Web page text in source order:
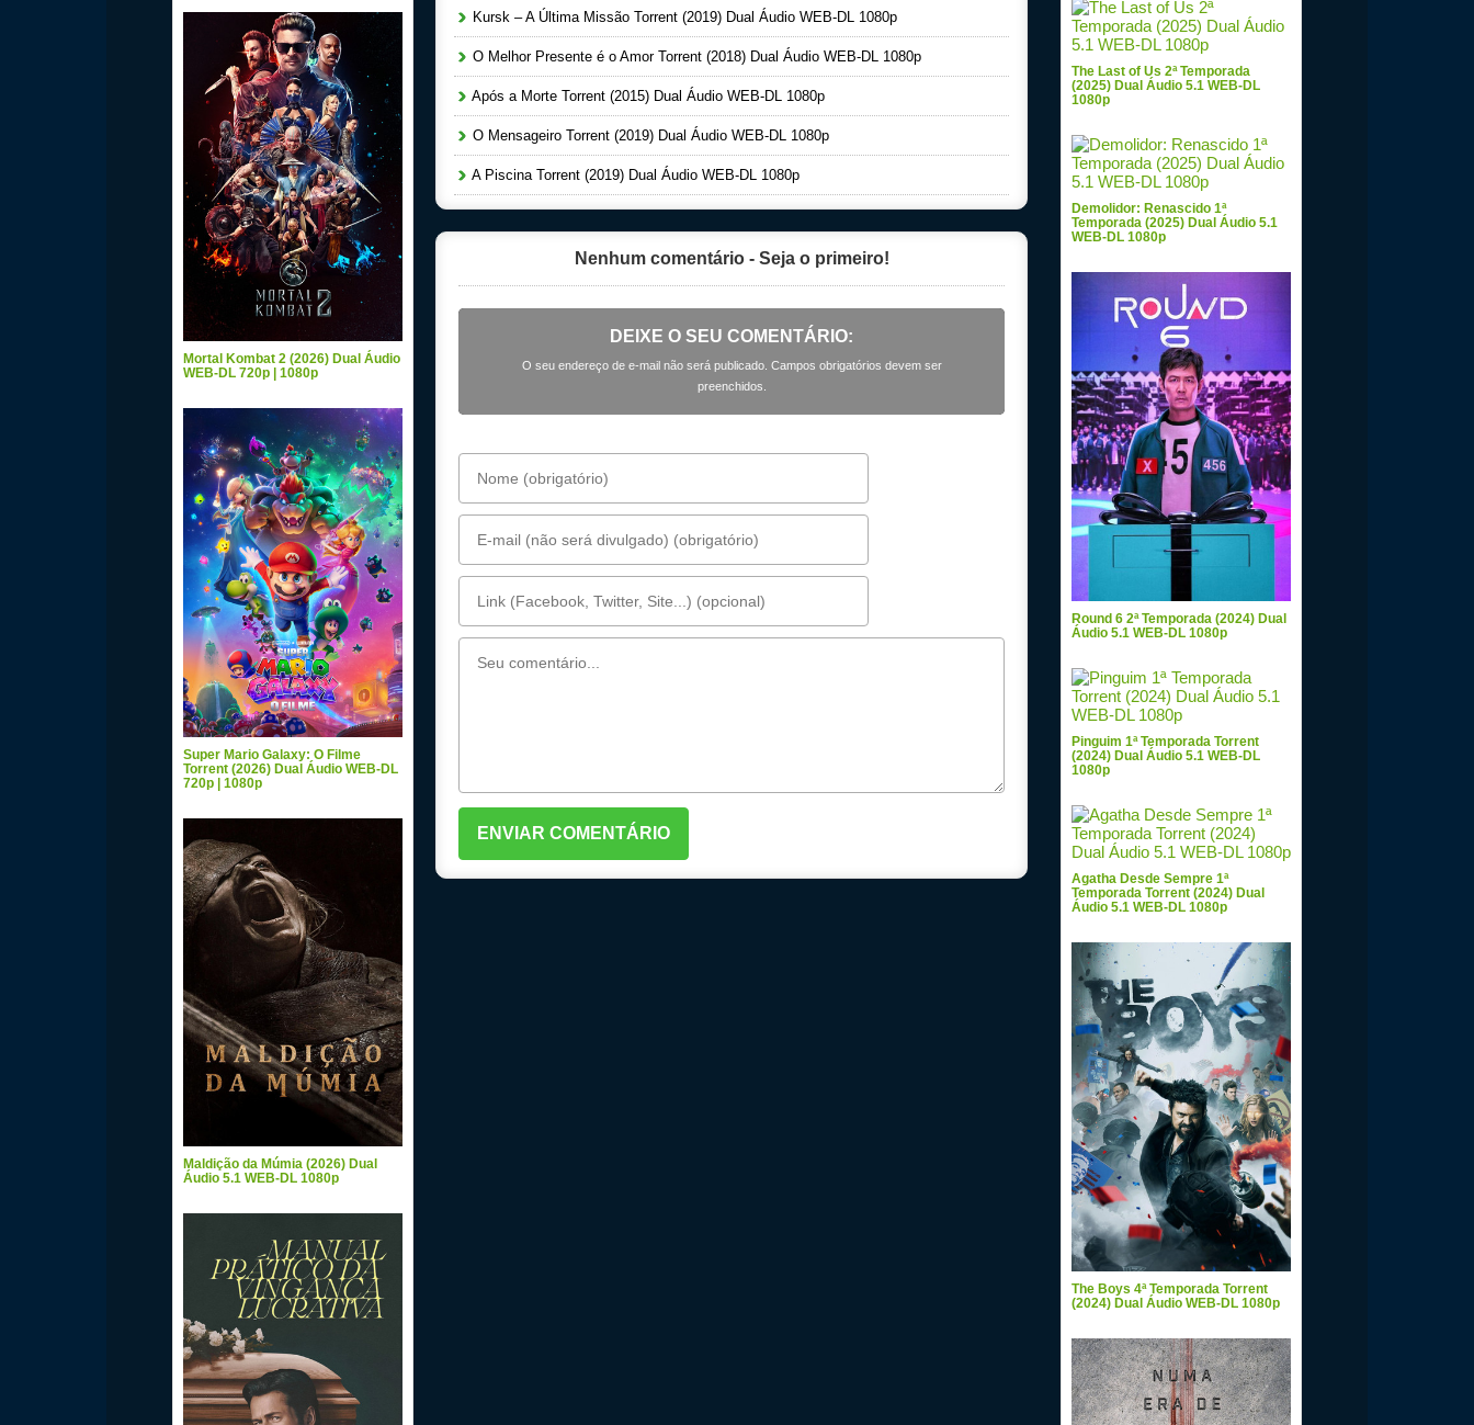
Kursk – A Última Missão Torrent (2019) Dual Áudio WEB-DL 1080p
O Melhor Presente é o Amor Torrent (2018) Dual Áudio WEB-DL 1080p
Após a Morte Torrent (2015) Dual Áudio WEB-DL 1080p
O Mensageiro Torrent (2019) Dual Áudio WEB-DL 1080p
A Piscina Torrent (2019) Dual Áudio WEB-DL 1080p
Nenhum comentário - Seja o primeiro!
DEIXE O SEU COMENTÁRIO:
O seu endereço de e-mail não será publicado. Campos obrigatórios devem ser
preenchidos.
Mortal Kombat 2 (2026) Dual Áudio
WEB-DL 720p | 1080p
Super Mario Galaxy: O Filme
Torrent (2026) Dual Áudio WEB-DL
720p | 1080p
Maldição da Múmia (2026) Dual
Áudio 5.1 WEB-DL 1080p
The Last of Us 2ª Temporada
(2025) Dual Áudio 5.1 WEB-DL
1080p
Demolidor: Renascido 1ª
Temporada (2025) Dual Áudio 5.1
WEB-DL 1080p
Round 6 2ª Temporada (2024) Dual
Áudio 5.1 WEB-DL 1080p
Pinguim 1ª Temporada Torrent
(2024) Dual Áudio 5.1 WEB-DL
1080p
Agatha Desde Sempre 1ª
Temporada Torrent (2024) Dual
Áudio 5.1 WEB-DL 1080p
The Boys 4ª Temporada Torrent
(2024) Dual Áudio WEB-DL 1080p